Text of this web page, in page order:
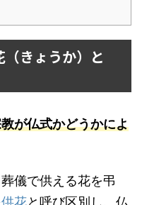
きょうか）と
が仏式かどうかによ
儀で供える花を弔
供花と呼び区別し、仏